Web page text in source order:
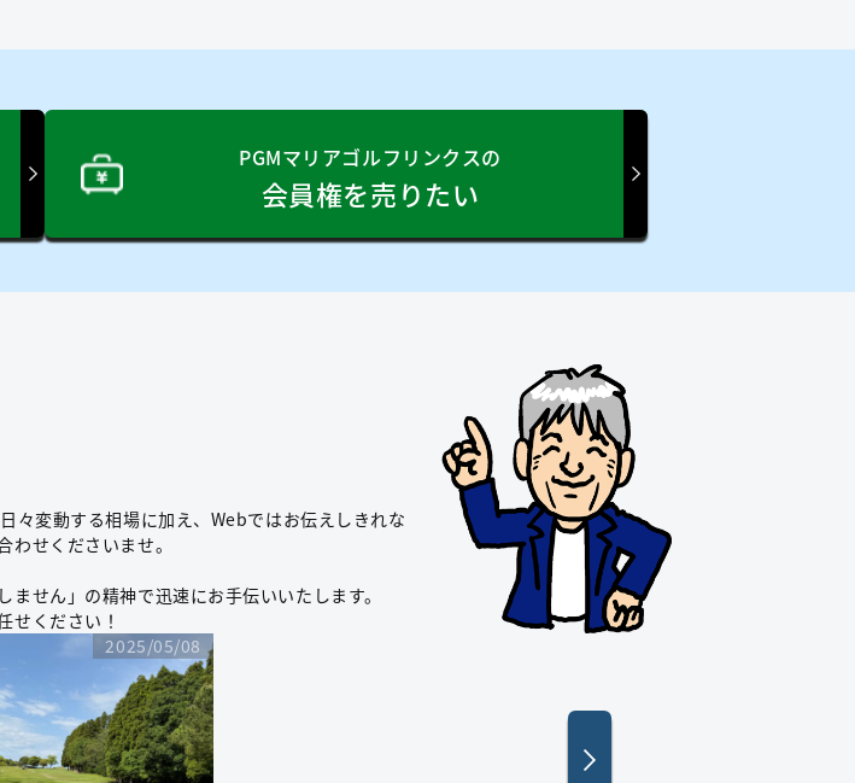
PGMマリアゴルフリンクスの
会員権を売りたい
々変動する相場に加え、Webではお伝えしきれな
せくださいませ。
せん」の精神で迅速にお手伝いいたします。
せください！
2025/05/08